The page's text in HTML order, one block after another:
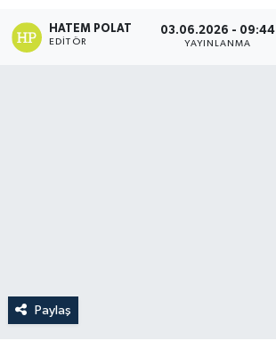
HATEM POLAT
EDITÖR
03.06.2026 - 09:44
YAYINLANMA
Paylaş